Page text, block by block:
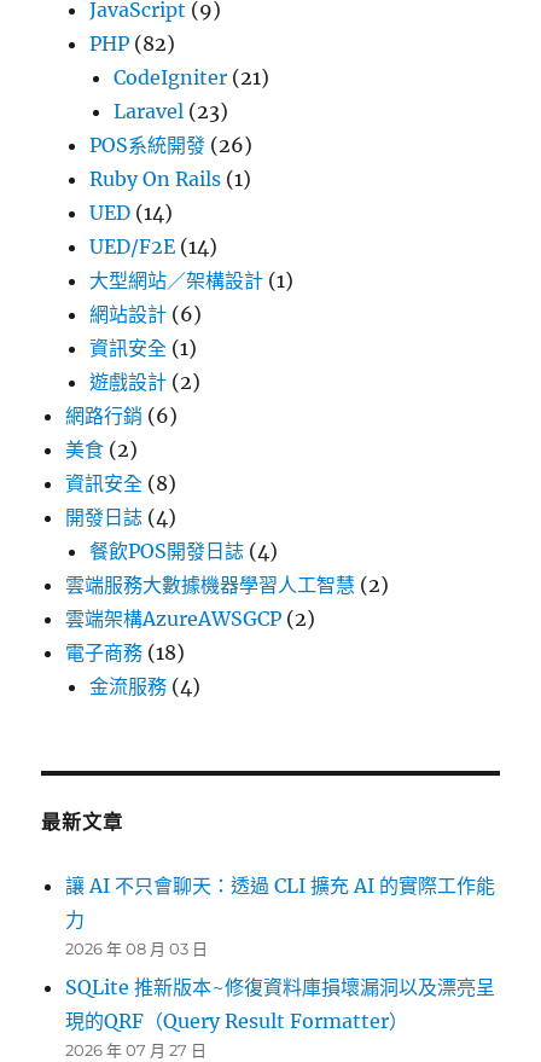
JavaScript (9)
PHP (82)
CodeIgniter (21)
Laravel (23)
POS系統開發 (26)
Ruby On Rails (1)
UED (14)
UED/F2E (14)
大型網站／架構設計 (1)
網站設計 (6)
資訊安全 (1)
遊戲設計 (2)
網路行銷 (6)
美食 (2)
資訊安全 (8)
開發日誌 (4)
餐飲POS開發日誌 (4)
雲端服務大數據機器學習人工智慧 (2)
雲端架構AzureAWSGCP (2)
電子商務 (18)
金流服務 (4)
最新文章
讓 AI 不只會聊天：透過 CLI 擴充 AI 的實際工作能
力
2026 年 08 月 03 日
SQLite 推新版本~修復資料庫損壞漏洞以及漂亮呈
現的QRF（Query Result Formatter）
2026 年 07 月 27 日